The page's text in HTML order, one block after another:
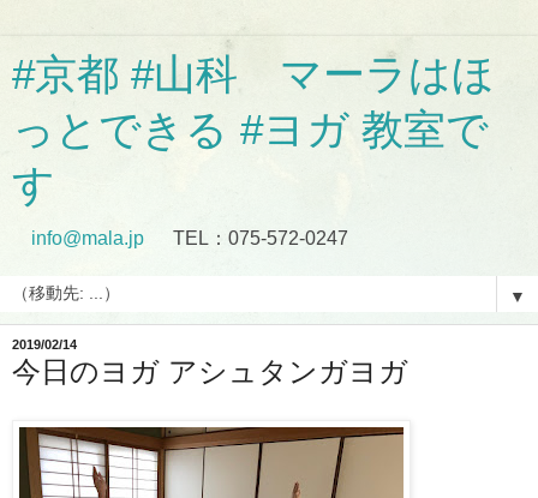
#京都 #山科 マーラはほ
っとできる #ヨガ 教室で
す
info@mala.jp TEL：075-572-0247
▼
2019/02/14
今日のヨガ アシュタンガヨガ